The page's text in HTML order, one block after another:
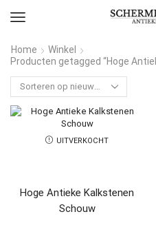
Home
Winkel
Producten getagged “Hoge
UITVERKOCHT
Hoge Antieke Kalkstenen
Schouw